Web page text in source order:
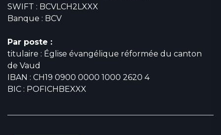
SWIFT : BCVLCH2LXXX
Banque : BCV
Par poste :
titulaire : Église évangélique réformée du canton
de Vaud
IBAN : CH19 0900 0000 1000 2620 4
BIC : POFICHBEXXX